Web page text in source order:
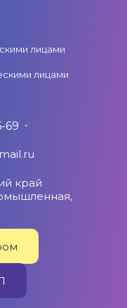
лицами
лицами
69
край